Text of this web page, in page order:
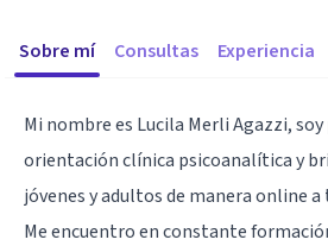
Sobre mí Consultas Experiencia
Mi nombre es Lucila Merli Agazzi,
orientación clínica psicoanalítica y
jóvenes y adultos de manera online
Me encuentro en constante